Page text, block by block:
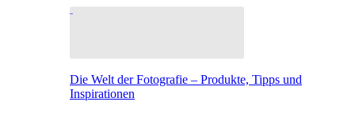
Die Welt der Fotografie – Produkte, Tipps und
Inspirationen